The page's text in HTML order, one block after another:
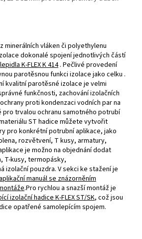
minerálních vláken či polyethylenu
dokonalé spojení jednotlivých částí
lepidla K‑FLEX K 414. Pečlivé provedení
parotěsnou funkci izolace jako celku .
kvalitní parotěsné izolace je velmi
funkčnosti, zachování izolačních
proti kondenzaci vodních par na
trvalou ochranu samotného potrubí
ST hadice můžete vytvořit
pro konkrétní potrubní aplikace, jako
rozvětvení, T kusy, armatury,
je možno na objednání dodat
T‑kusy, termopásky,
izolační pouzdra. V sekci ke stažení je
manuál se znázorněním
.Pro rychlou a snazší montáž je
izolační hadice K‑FLEX ST/SK, což jsou
opatřené samolepícím spojem.